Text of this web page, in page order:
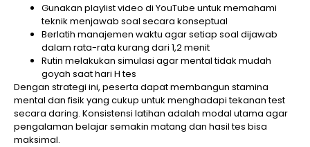
Gunakan playlist video di YouTube untuk memahami
teknik menjawab soal secara konseptual
Berlatih manajemen waktu agar setiap soal dijawab
dalam rata-rata kurang dari 1,2 menit
Rutin melakukan simulasi agar mental tidak mudah
goyah saat hari H tes
Dengan strategi ini, peserta dapat membangun stamina
mental dan fisik yang cukup untuk menghadapi tekanan test
secara daring. Konsistensi latihan adalah modal utama agar
pengalaman belajar semakin matang dan hasil tes bisa
maksimal.